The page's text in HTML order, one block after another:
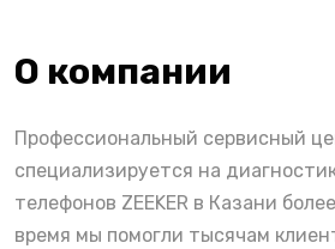
О компании
Профессиональный сервисный
специализируется на
телефонов ZEEKER в Казани
время мы помогли тысячам